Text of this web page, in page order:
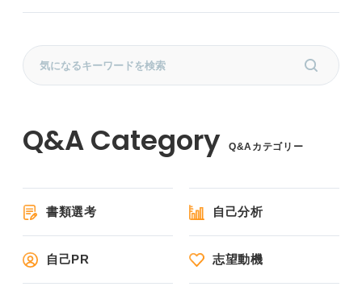
Q&Aカテゴリー
書類選考 自己分析
自己PR 志望動機